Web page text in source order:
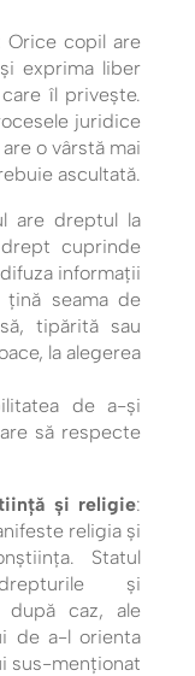
Orice copil are
exprima liber
îl privește.
juridice
o vârstă mai
ascultată.
are dreptul la
cuprinde
informaţii
seama de
tipărită sau
la alegerea
de a-și
să respecte
și religie:
religia și
Statul
și
după caz, ale
de a-l orienta
sus-menţionat